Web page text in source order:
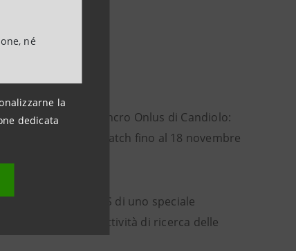
né
la
dedicata
la ricerca sul cancro Onlus di Candiolo:
segnato durante i match fino al 18 novembre
di Candiolo-IRCCS di uno speciale
chirurgici e le attività di ricerca delle